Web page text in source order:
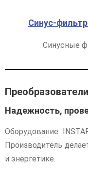
Синус-
Синусные
Надежность,
Оборудование
Производитель
и энергетике.